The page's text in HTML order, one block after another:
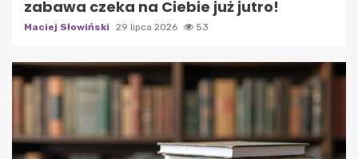
zabawa czeka na Ciebie już jutro!
Maciej Słowiński 29 lipca 2026 53